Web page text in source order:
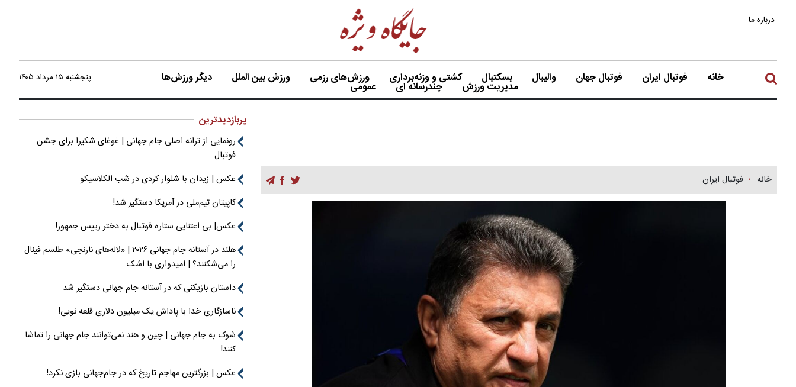
درباره ما
خانه فوتبال ایران فوتبال جهان والیبال بسکتبال کشتی و وزنه‌برداری ورزش‌های رزمی ورزش بین الملل دیگر ورزش‌ها
مدیریت ورزش چندرسانه ای عمومی
پنجشنبه ۱۵ مرداد ۱۴۰۵
خانه فوتبال ایران
پربازدیدترین
رونمایی از ترانه اصلی جام جهانی | غوغای شکیرا برای جشن
فوتبال
عکس | زیدان با شلوار کردی در شب الکلاسیکو
کاپیتان تیم‌ملی در آمریکا دستگیر شد!
عکس| بی اعتنایی ستاره فوتبال به دختر رییس جمهور!
هلند در آستانه جام جهانی ۲۰۲۶ | «لاله‌های نارنجی» طلسم فینال
را می‌شکنند؟ | امیدواری با اشک
داستان بازیکنی که در آستانه جام جهانی دستگیر شد
ناسازگاری خدا با پاداش یک میلیون دلاری قلعه نویی!
شوک به جام جهانی | چین و هند نمی‌توانند جام جهانی را تماشا
کنند!
عکس | بزرگترین مهاجم تاریخ که در جام‌جهانی بازی نکرد!